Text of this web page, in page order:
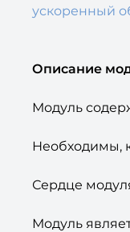
ускоренный
Описание
Модуль
Необходимы,
Сердце
Модуль